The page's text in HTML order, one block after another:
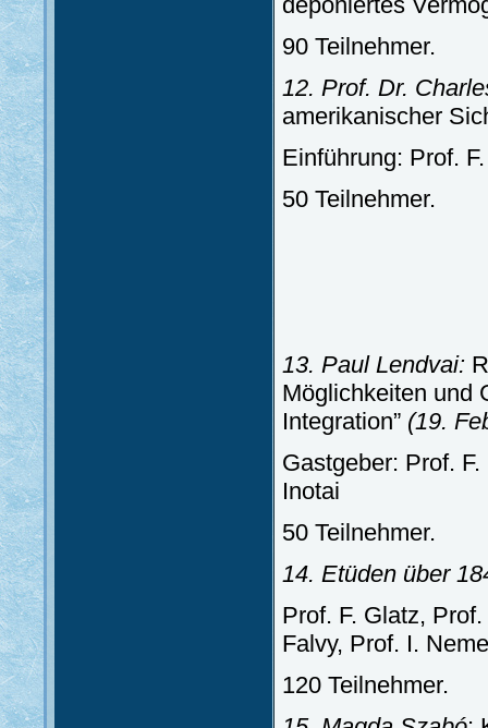
90 Teilnehmer.
12. Prof. Dr.
amerikanischer
Einführung: Prof.
50 Teilnehmer.
13. Paul Lendvai:
Möglichkeiten und
Integration” (19.
Gastgeber: Prof.
Inotai
50 Teilnehmer.
14. Etüden über
Prof. F. Glatz,
Falvy, Prof. I.
120 Teilnehmer.